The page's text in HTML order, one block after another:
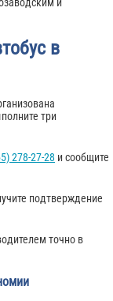
и
в
три
278-27-28 и сообщите
подтверждение
точно в